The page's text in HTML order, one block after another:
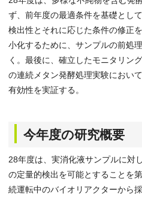
ず、前年度の最適条件を基礎とし
検出性とそれに応じた条件の修正
小化するために、サンプルの前処
く。最後に、確立したモニタリン
の連続メタン発酵処理実験におい
有効性を実証する。
今年度の研究概要
28年度は、実消化液サンプルに対
の定量的検出を可能とすることを
続運転中のバイオリアクターから